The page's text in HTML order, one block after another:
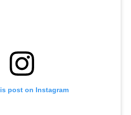
post on Instagram